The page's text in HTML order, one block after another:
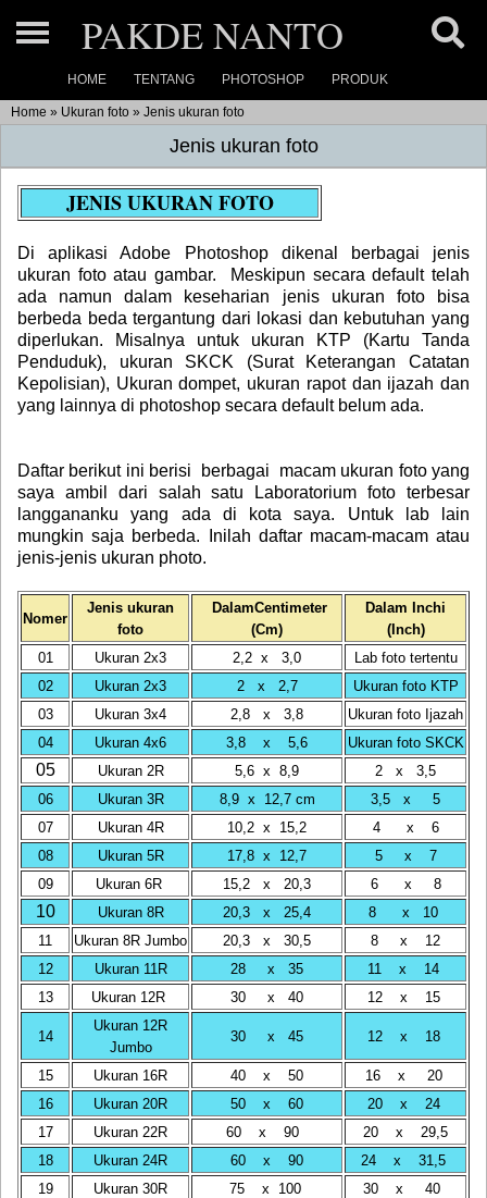
Home
Photoshop
Link
Link
Photoshop dasar
Photoshop basic »
Link
Link
Product (1)
Product (2)
Product (3)
Product Catalog
Our Maps
Contact
PAKDE NANTO
HOME TENTANG PHOTOSHOP PRODUK
Home » Ukuran foto » Jenis ukuran foto
Jenis ukuran foto
JENIS UKURAN FOTO
Di aplikasi Adobe Photoshop dikenal berbagai jenis
ukuran foto atau gambar. Meskipun secara default telah
ada namun dalam keseharian jenis ukuran foto bisa
berbeda beda tergantung dari lokasi dan kebutuhan yang
diperlukan. Misalnya untuk ukuran KTP (Kartu Tanda
Penduduk), ukuran SKCK (Surat Keterangan Catatan
Kepolisian), Ukuran dompet, ukuran rapot dan ijazah dan
yang lainnya di photoshop secara default belum ada.
Daftar berikut ini berisi berbagai macam ukuran foto yang
saya ambil dari salah satu Laboratorium foto terbesar
langgananku yang ada di kota saya. Untuk lab lain
mungkin saja berbeda. Inilah daftar macam-macam atau
jenis-jenis ukuran photo.
Nomer
Jenis ukuran
foto
DalamCentimeter
(Cm)
Dalam Inchi
(Inch)
01
Ukuran 2x3 2,2 x 3,0
Lab foto tertentu
02
Ukuran 2x3 2 x 2,7
Ukuran foto KTP
03
Ukuran 3x4 2,8 x 3,8
Ukuran foto Ijazah
04
Ukuran 4x6 3,8 x 5,6 Ukuran foto SKCK
05 Ukuran 2R 5,6 x 8,9
2 x 3,5
06
Ukuran 3R 8,9 x 12,7 cm
3,5 x 5
07
Ukuran 4R 10,2 x 15,2
4 x 6
08
Ukuran 5R 17,8 x 12,7
5 x 7
09
Ukuran 6R 15,2 x 20,3 6 x 8
10 Ukuran 8R 20,3 x 25,4
8 x 10
11
Ukuran 8R Jumbo 20,3 x 30,5
8 x 12
12
Ukuran 11R 28 x 35
11 x 14
13
Ukuran 12R 30 x 40 12 x 15
14
Ukuran 12R
Jumbo
30 x 45 12 x 18
15 Ukuran 16R 40 x 50
16 x 20
16
Ukuran 20R 50 x 60
20 x 24
17
Ukuran 22R 60 x 90
20 x 29,5
18
Ukuran 24R 60 x 90
24 x 31,5
19
Ukuran 30R 75 x 100 30 x 40